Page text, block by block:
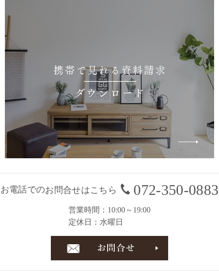
お電話でのお問合せはこちら 072-350-0883
営業時間
10:00～19:00
定休日
水曜日